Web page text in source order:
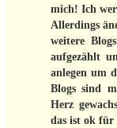
mich! Ich
Allerdings
weitere
aufgezählt
anlegen um
Blogs sind
Herz
das ist ok für